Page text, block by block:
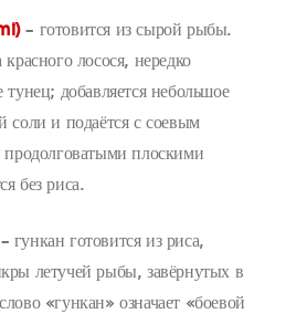
– готовится из сырой рыбы.
лосося, нередко
тунец; добавляется небольшое
соли и подаётся с соевым
продолговатыми плоскими
без риса.
– гункан готовится из риса,
летучей рыбы, завёрнутых в
«гункан» означает «боевой